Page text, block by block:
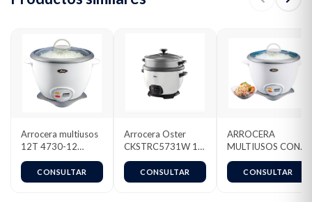
aceite de oliva que es libre de PTFE & PFOA, 8 veces más duradera,
resistente a ralladuras y fácil de limpiar.. Contiene asas en ambos
lados para que el manejo de la olla sea cómodo y seguro*en
comparación con las freidoras tradicionales de 4L en comparación
con los revestimientos antiadherentes tradicionales.
Arrocera multiusos
12T 4730-12
Oster®
CONSULTAR
Arrocera Oster
CKSTRC5731W 10
tazas
CONSULTAR
ARROCERA
MULTIUSOS CON
LA FUNCIÓN DE
MANTENER
CALIENTE 7 tazas
CONSULTAR